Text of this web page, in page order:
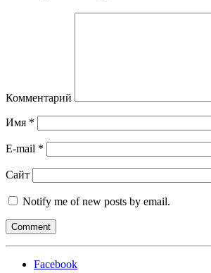
Комментарий
Имя *
E-mail *
Сайт
Notify me of new posts by email.
Facebook